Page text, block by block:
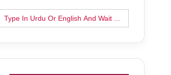
Search
for: